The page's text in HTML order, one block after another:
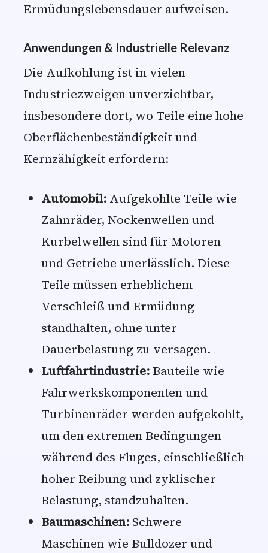
Ermüdungslebensdauer aufweisen.
Anwendungen & Industrielle Relevanz
Die Aufkohlung ist in vielen
Industriezweigen unverzichtbar,
insbesondere dort, wo Teile eine hohe
Oberflächenbeständigkeit und
Kernzähigkeit erfordern:
Automobil:Aufgekohlte Teile wie
Zahnräder, Nockenwellen und
Kurbelwellen sind für Motoren
und Getriebe unerlässlich. Diese
Teile müssen erheblichem
Verschleiß und Ermüdung
standhalten, ohne unter
Dauerbelastung zu versagen.
Luftfahrtindustrie:Bauteile wie
Fahrwerkskomponenten und
Turbinenräder werden aufgekohlt,
um den extremen Bedingungen
während des Fluges, einschließlich
hoher Reibung und zyklischer
Belastung, standzuhalten.
Baumaschinen:Schwere
Maschinen wie Bulldozer und